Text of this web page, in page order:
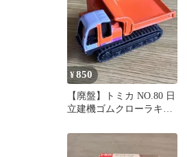
¥850
【廃盤】トミカ NO.80 日
立建機ゴムクローラキャ